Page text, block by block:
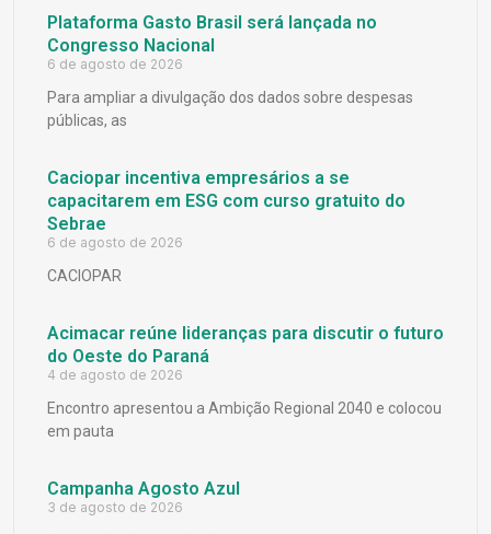
Plataforma Gasto Brasil será lançada no
Congresso Nacional
6 de agosto de 2026
Para ampliar a divulgação dos dados sobre despesas
públicas, as
Caciopar incentiva empresários a se
capacitarem em ESG com curso gratuito do
Sebrae
6 de agosto de 2026
CACIOPAR
Acimacar reúne lideranças para discutir o futuro
do Oeste do Paraná
4 de agosto de 2026
Encontro apresentou a Ambição Regional 2040 e colocou
em pauta
Campanha Agosto Azul
3 de agosto de 2026